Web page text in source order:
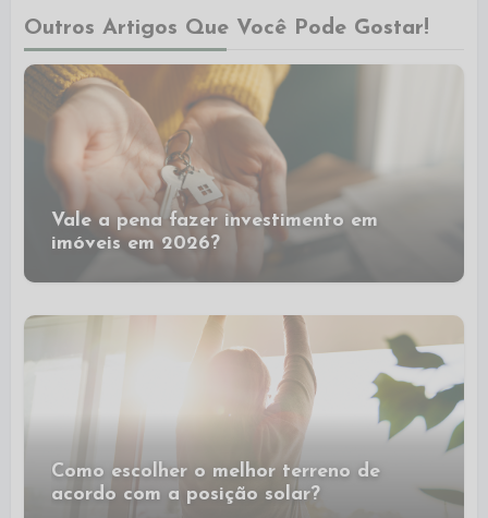
Outros Artigos Que Você Pode Gostar!
Vale a pena fazer investimento em
imóveis em 2026?
Como escolher o melhor terreno de
acordo com a posição solar?